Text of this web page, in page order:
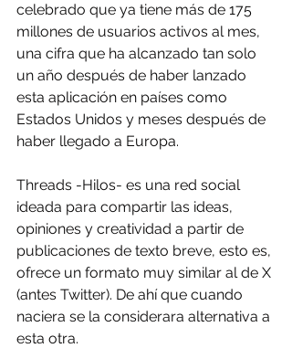
celebrado que ya tiene más de 175
millones de usuarios activos al mes,
una cifra que ha alcanzado tan solo
un año después de haber lanzado
esta aplicación en países como
Estados Unidos y meses después de
haber llegado a Europa.
Threads -Hilos- es una red social
ideada para compartir las ideas,
opiniones y creatividad a partir de
publicaciones de texto breve, esto es,
ofrece un formato muy similar al de X
(antes Twitter). De ahí que cuando
naciera se la considerara alternativa a
esta otra.